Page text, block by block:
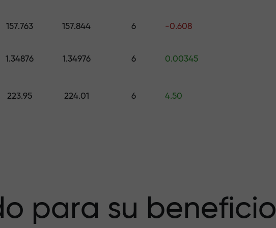
— garantizamos
X1000 — el
157.763 157.844 6 -0.608
1.34876 1.34976 6 0.00345
223.95 224.01 6 4.50
para su beneficio